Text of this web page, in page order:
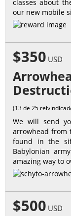
classes about
our new mobile
$350 USD
(13 de 25
We will send
arrowhead from
found in the
Babylonian
amazing way to
$500 USD